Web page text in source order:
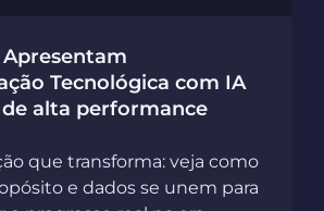
Apresentam
Tecnológica com IA
alta performance
que transforma: veja como
e dados se unem para